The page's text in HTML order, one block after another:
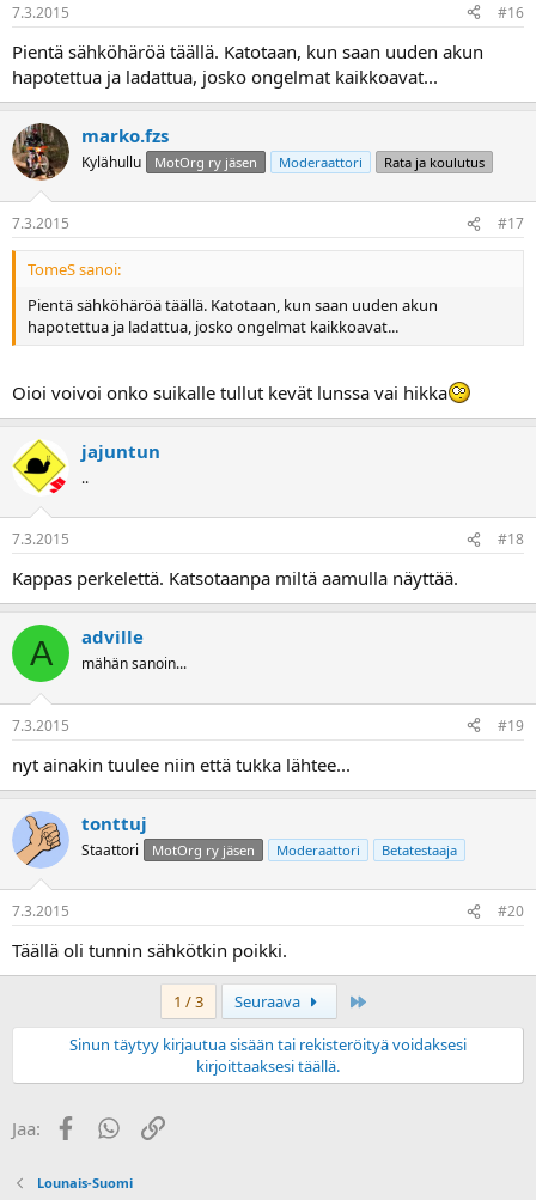
7.3.2015 #16
Pientä sähköhäröä täällä. Katotaan, kun saan uuden akun
hapotettua ja ladattua, josko ongelmat kaikkoavat...
marko.fzs
Kylähullu MotOrg ry jäsen Moderaattori Rata ja koulutus
7.3.2015 #17
TomeS sanoi:
Pientä sähköhäröä täällä. Katotaan, kun saan uuden akun
hapotettua ja ladattua, josko ongelmat kaikkoavat...
Oioi voivoi onko suikalle tullut kevät lunssa vai hikka
jajuntun
..
7.3.2015 #18
Kappas perkelettä. Katsotaanpa miltä aamulla näyttää.
A adville
mähän sanoin...
7.3.2015 #19
nyt ainakin tuulee niin että tukka lähtee...
tonttuj
Staattori MotOrg ry jäsen Moderaattori Betatestaaja
7.3.2015 #20
Täällä oli tunnin sähkötkin poikki.
1 / 3 Seuraava
Sinun täytyy kirjautua sisään tai rekisteröityä voidaksesi
kirjoittaaksesi täällä.
Jaa: FacebookWhatsApp
Linkki
Lounais-Suomi